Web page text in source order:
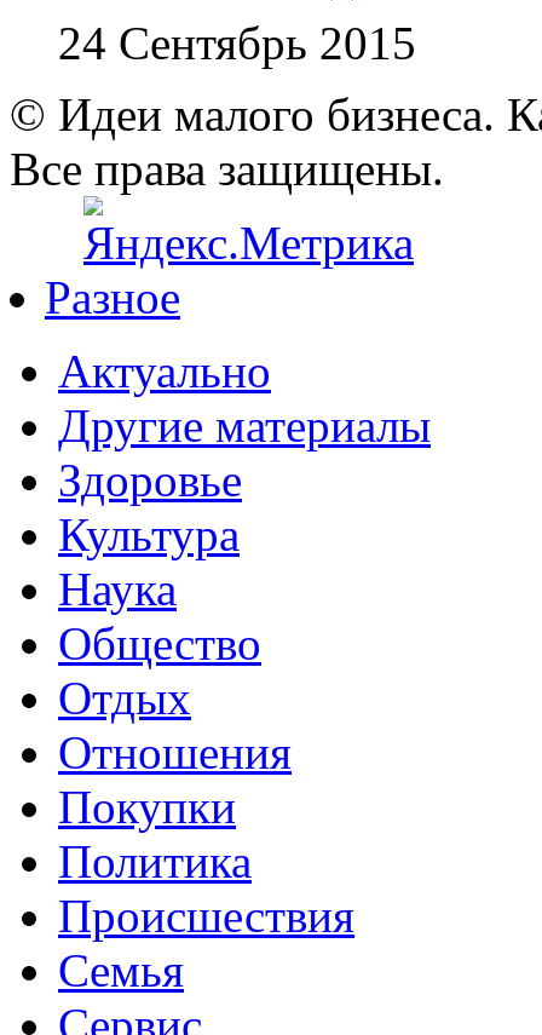
24 Сентябрь 2015
© Идеи малого бизнеса.
Все права защищены.
Разное
Актуально
Другие материалы
Здоровье
Культура
Наука
Общество
Отдых
Отношения
Покупки
Политика
Происшествия
Семья
Сервис